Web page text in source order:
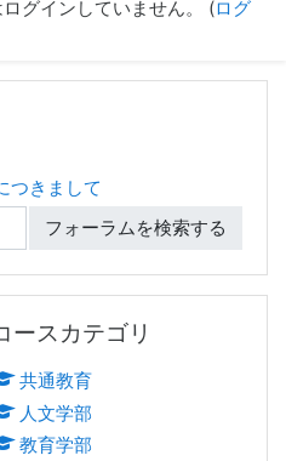
グインしていません。 (ログ
つきまして
フォーラムを検索する
ースカテゴリ
共通教育
人文学部
教育学部